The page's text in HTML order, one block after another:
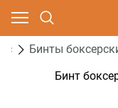
Бинты
Бинт
Ваш город - Москва,
угадали?
ДА НЕТ